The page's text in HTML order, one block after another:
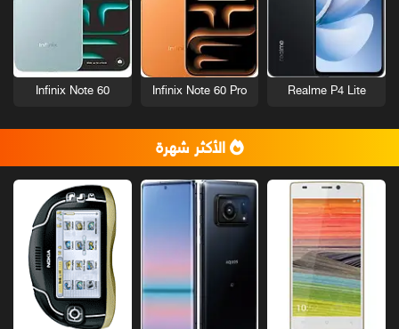
Realme P4 Lite
Infinix Note 60 Pro
Infinix Note 60
الأكثر شهرة